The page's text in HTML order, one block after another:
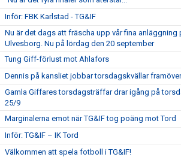
Inför: FBK Karlstad - TG&IF
Nu är det dags att fräscha upp vår fina anläggning
Ulvesborg. Nu på lördag den 20 september
Tung Giff-förlust mot Ahlafors
Dennis på kansliet jobbar torsdagskvällar
Gamla Giffares torsdagsträffar drar igång på
25/9
Marginalerna emot när TG&IF tog poäng mot Tord
Inför: TG&IF – IK Tord
Välkommen att spela fotboll i TG&IF!